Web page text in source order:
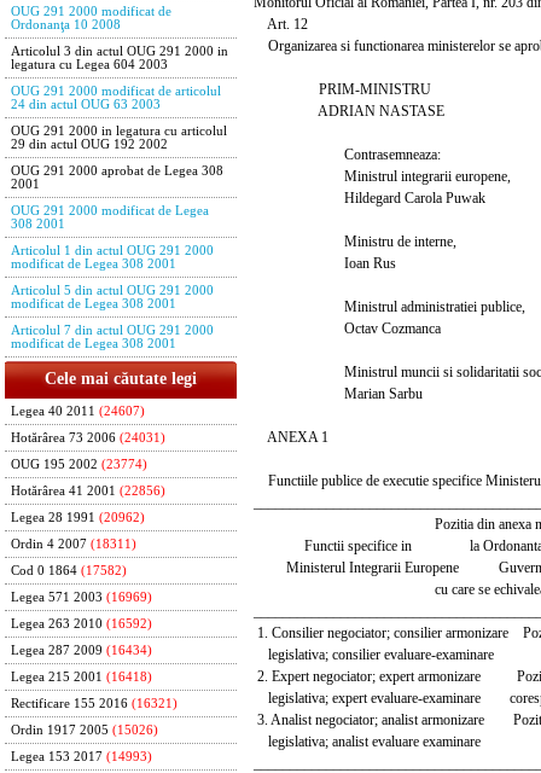
OUG 291 2000 modificat de
Ordonanţa 10 2008
Articolul 3 din actul OUG 291 2000 in
legatura cu Legea 604 2003
OUG 291 2000 modificat de articolul
24 din actul OUG 63 2003
OUG 291 2000 in legatura cu articolul
29 din actul OUG 192 2002
OUG 291 2000 aprobat de Legea 308
2001
OUG 291 2000 modificat de Legea
308 2001
Articolul 1 din actul OUG 291 2000
modificat de Legea 308 2001
Articolul 5 din actul OUG 291 2000
modificat de Legea 308 2001
Articolul 7 din actul OUG 291 2000
modificat de Legea 308 2001
Cele mai căutate legi
Legea 40 2011 (24607)
Hotărârea 73 2006 (24031)
OUG 195 2002 (23774)
Hotărârea 41 2001 (22856)
Legea 28 1991 (20962)
Ordin 4 2007 (18311)
Cod 0 1864 (17582)
Legea 571 2003 (16969)
Legea 263 2010 (16592)
Legea 287 2009 (16434)
Legea 215 2001 (16418)
Rectificare 155 2016 (16321)
Ordin 1917 2005 (15026)
Legea 153 2017 (14993)
Art. 12
Organizarea si functionarea ministerelor se
PRIM-MINISTRU
ADRIAN NASTASE
Contrasemneaza:
Ministrul integrarii europene,
Hildegard Carola Puwak
Ministru de interne,
Ioan Rus
Ministrul administratiei publice,
Octav Cozmanca
Ministrul muncii si solidaritatii
Marian Sarbu
ANEXA 1
Functiile publice de executie specifice
Pozitia din anexa nr.
Functii specifice in la Ordonanta de
Ministerul Integrarii Europene
cu care se
1. Consilier negociator; consilier armonizare
legislativa; consilier evaluare-examinare
2. Expert negociator; expert armonizare
legislativa; expert evaluare-examinare
3. Analist negociator; analist armonizare
legislativa; analist evaluare examinare